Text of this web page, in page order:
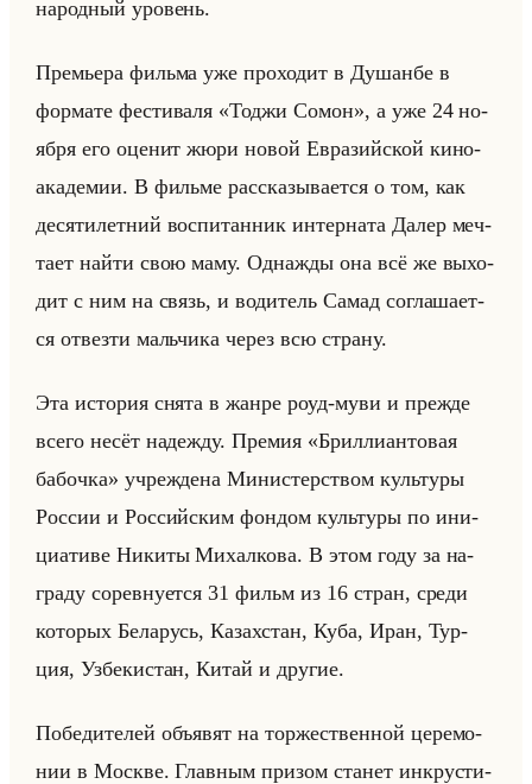
на­род­ный уро­вень.
Пре­мье­ра фильма уже про­хо­дит в Ду­шан­бе в
фор­ма­те фе­сти­ва­ля «Тоджи Сомон», а уже 24 но­
яб­ря его оце­нит жюри новой Евразийской ки­но­
ака­де­мии. В фильме рас­ска­зы­ва­ет­ся о том, как
де­ся­ти­лет­ний вос­пи­тан­ник ин­тер­на­та Далер меч­
та­ет найти свою маму. Од­наж­ды она всё же вы­хо­
дит с ним на связь, и во­ди­тель Самад со­гла­ша­ет­
ся от­вез­ти мальчи­ка через всю стра­ну.
Эта ис­то­рия снята в жанре роуд-муви и преж­де
всего несёт на­деж­ду. Пре­мия «Бриллиантовая
бабочка» учре­жде­на Ми­ни­стер­ством культу­ры
Рос­сии и Рос­сийским фон­дом культу­ры по ини­
ци­ати­ве Ни­ки­ты Ми­хал­ко­ва. В этом году за на­
гра­ду со­рев­ну­ет­ся 31 фильм из 16 стран, среди
ко­то­рых Бе­ла­русь, Ка­зах­стан, Куба, Иран, Тур­
ция, Уз­бе­ки­стан, Китай и дру­гие.
По­бе­ди­те­лей объявят на тор­же­ствен­ной це­ре­мо­
нии в Москве. Глав­ным при­зом ста­нет ин­кру­сти­